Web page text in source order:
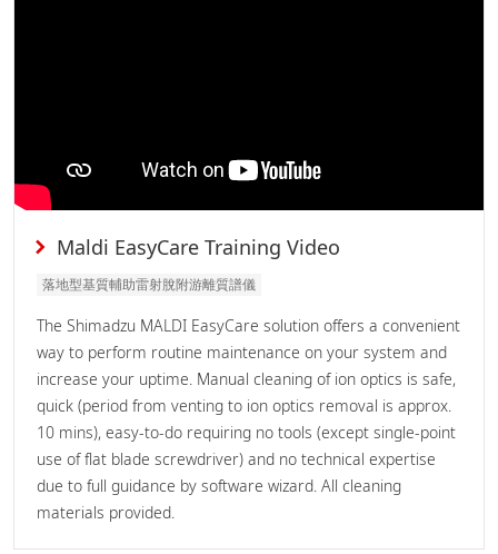
Maldi EasyCare Training Video
落地型基質輔助雷射脫附游離質譜儀
The Shimadzu MALDI EasyCare solution offers a convenient
way to perform routine maintenance on your system and
increase your uptime. Manual cleaning of ion optics is safe,
quick (period from venting to ion optics removal is approx.
10 mins), easy-to-do requiring no tools (except single-point
use of flat blade screwdriver) and no technical expertise
due to full guidance by software wizard. All cleaning
materials provided.